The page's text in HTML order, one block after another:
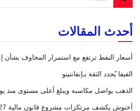
أحدث المقالات
أسعار النفط ترتفع مع استمرار المخاوف بشأن
الفيفا يُجدد الثقة بـإنفانتينو
الذهب يواصل مكاسبه ويبلغ أعلى مستوى منذ